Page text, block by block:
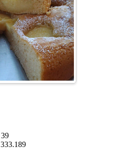
39
333.189